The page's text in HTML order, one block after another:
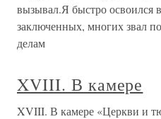
вызывал.Я быстро освоился
заключенных, многих звал
делам
XVIII. В камере
XVIII. В камере «Церкви и